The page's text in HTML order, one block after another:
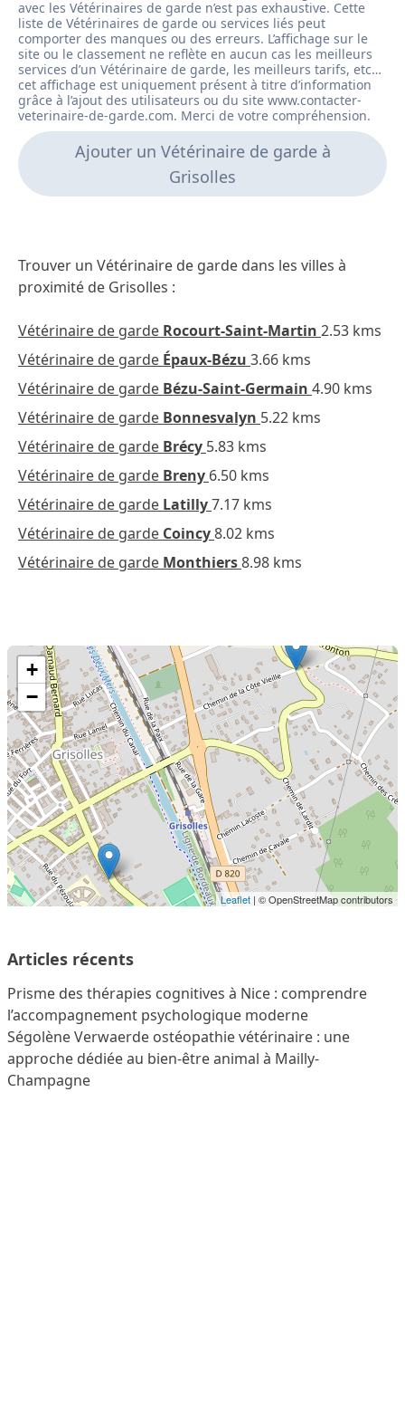
Ajouter un Vétérinaire de garde à
Grisolles
Trouver un Vétérinaire de garde dans les villes à
proximité de Grisolles :
Vétérinaire de garde Rocourt-Saint-Martin 2.53 kms
Vétérinaire de garde Épaux-Bézu 3.66 kms
Vétérinaire de garde Bézu-Saint-Germain 4.90 kms
Vétérinaire de garde Bonnesvalyn 5.22 kms
Vétérinaire de garde Brécy 5.83 kms
Vétérinaire de garde Breny 6.50 kms
Vétérinaire de garde Latilly7.17 kms
Vétérinaire de garde Coincy8.02 kms
Vétérinaire de garde Monthiers8.98 kms
+
−
Leaflet | © OpenStreetMap contributors
Articles récents
Prisme des thérapies cognitives à Nice : comprendre
l’accompagnement psychologique moderne
Ségolène Verwaerde ostéopathie vétérinaire : une
approche dédiée au bien-être animal à Mailly-
Champagne